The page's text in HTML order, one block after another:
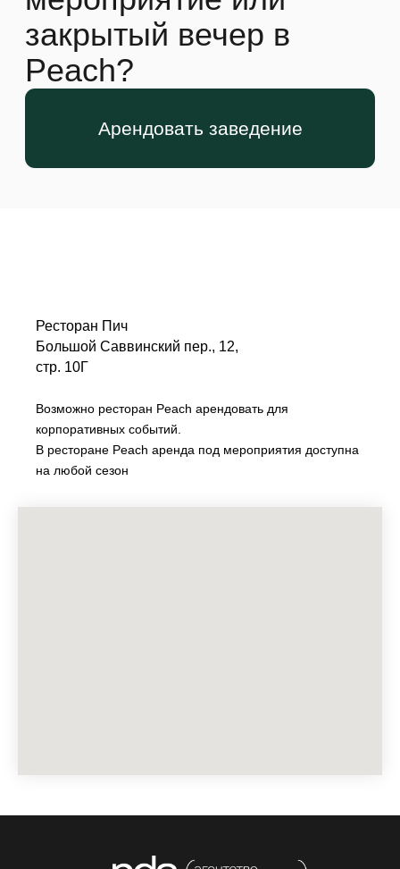
Ресторан Пич
Большой Саввинский пер., 12,
стр. 10Г
Возможно ресторан Peach арендовать для
корпоративных событий.
В ресторане Peach аренда под мероприятия доступна
на любой сезон